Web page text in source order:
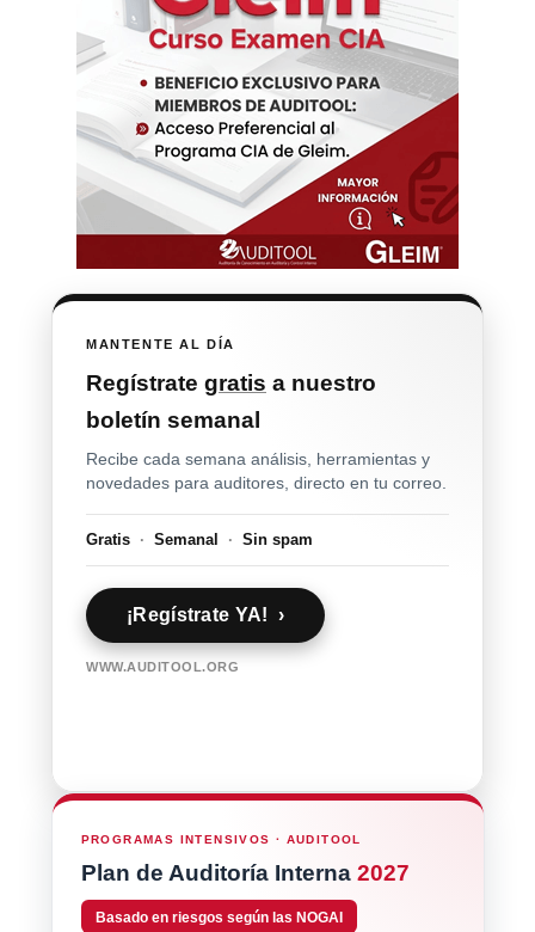
MANTENTE AL DÍA
Regístrate gratis a nuestro
boletín semanal
Recibe cada semana análisis, herramientas y
novedades para auditores, directo en tu correo.
Gratis · Semanal · Sin spam
¡Regístrate YA! ›
WWW.AUDITOOL.ORG
PROGRAMAS INTENSIVOS · AUDITOOL
Plan de Auditoría Interna 2027
Basado en riesgos según las NOGAI